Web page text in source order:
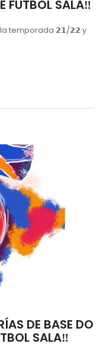
FÚTBOL SALA‼️
la temporada 𝟮𝟭/𝟮𝟮 y
DE BASE DO
SALA‼️